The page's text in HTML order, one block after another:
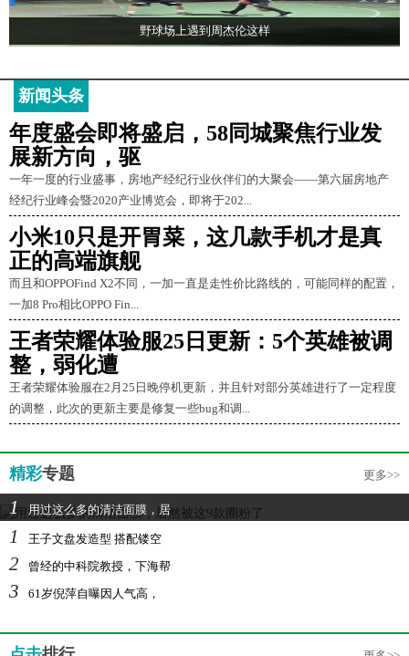
野球场上遇到周杰伦这样
新闻头条
年度盛会即将盛启，58同城聚焦行业发
展新方向，驱
一年一度的行业盛事，房地产经纪行业伙伴们的大聚会——第六届房地产
经纪行业峰会暨2020产业博览会，即将于202...
小米10只是开胃菜，这几款手机才是真
正的高端旗舰
而且和OPPOFind X2不同，一加一直是走性价比路线的，可能同样的配置，
一加8 Pro相比OPPO Fin...
王者荣耀体验服25日更新：5个英雄被调
整，弱化遭
王者荣耀体验服在2月25日晚停机更新，并且针对部分英雄进行了一定程度
的调整，此次的更新主要是修复一些bug和调...
精彩专题 更多>>
1 用过这么多的清洁面膜，居
1 王子文盘发造型 搭配镂空
2 曾经的中科院教授，下海帮
3 61岁倪萍自曝因人气高，